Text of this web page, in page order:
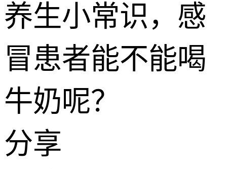
养生小常识，感
冒患者能不能喝
牛奶呢？
分享